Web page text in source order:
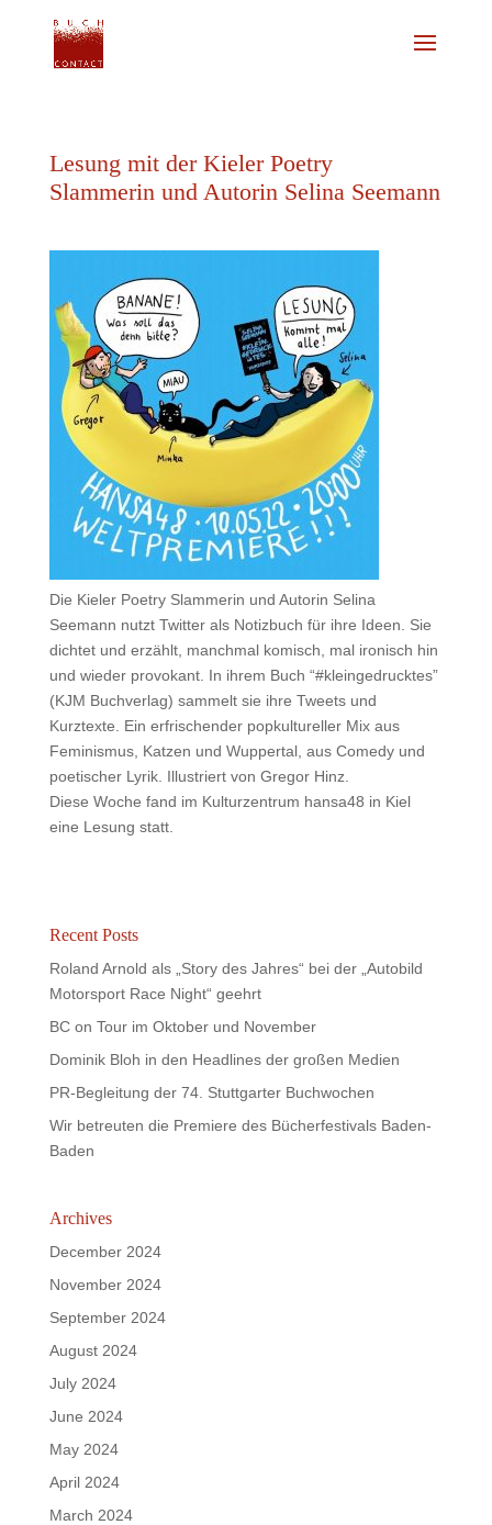
Lesung mit der Kieler Poetry
Slammerin und Autorin Selina Seemann
Die Kieler Poetry Slammerin und Autorin Selina
Seemann nutzt Twitter als Notizbuch für ihre Ideen. Sie
dichtet und erzählt, manchmal komisch, mal ironisch hin
und wieder provokant. In ihrem Buch “#kleingedrucktes”
(KJM Buchverlag) sammelt sie ihre Tweets und
Kurztexte. Ein erfrischender popkultureller Mix aus
Feminismus, Katzen und Wuppertal, aus Comedy und
poetischer Lyrik. Illustriert von Gregor Hinz.
Diese Woche fand im Kulturzentrum hansa48 in Kiel
eine Lesung statt.
Recent Posts
Roland Arnold als „Story des Jahres“ bei der „Autobild
Motorsport Race Night“ geehrt
BC on Tour im Oktober und November
Dominik Bloh in den Headlines der großen Medien
PR-Begleitung der 74. Stuttgarter Buchwochen
Wir betreuten die Premiere des Bücherfestivals Baden-
Baden
Archives
December 2024
November 2024
September 2024
August 2024
July 2024
June 2024
May 2024
April 2024
March 2024